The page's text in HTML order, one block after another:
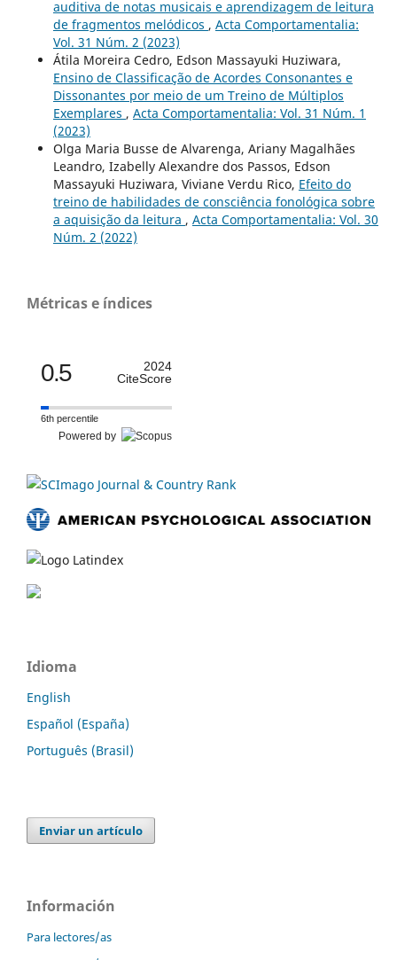
auditiva de notas musicais e aprendizagem de leitura
de fragmentos melódicos , Acta Comportamentalia:
Vol. 31 Núm. 2 (2023)
Átila Moreira Cedro, Edson Massayuki Huziwara,
Ensino de Classificação de Acordes Consonantes e
Dissonantes por meio de um Treino de Múltiplos
Exemplares , Acta Comportamentalia: Vol. 31 Núm. 1
(2023)
Olga Maria Busse de Alvarenga, Ariany Magalhães
Leandro, Izabelly Alexandre dos Passos, Edson
Massayuki Huziwara, Viviane Verdu Rico, Efeito do
treino de habilidades de consciência fonológica sobre
a aquisição da leitura , Acta Comportamentalia: Vol. 30
Núm. 2 (2022)
Métricas e índices
0.5
2024
CiteScore
6th percentile
Powered by
Idioma
English
Español (España)
Português (Brasil)
Enviar un artículo
Información
Para lectores/as